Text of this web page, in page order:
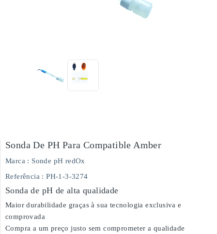
Sonda De PH Para Compatible Amber
Marca : Sonde pH redOx
Referência : PH-1-3-3274
Sonda de pH de alta qualidade
Maior durabilidade graças à sua tecnologia exclusiva e
comprovada
Compra a um preço justo sem comprometer a qualidade